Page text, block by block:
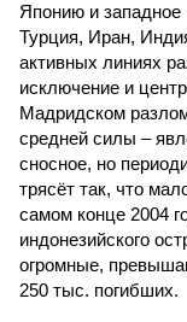
Японию и
Турция, Иран,
активных линиях
исключение и
Мадридском
средней силы –
сносное, но
трясёт так, что
самом конце 2004
индонезийского
огромные,
250 тыс. погибших.